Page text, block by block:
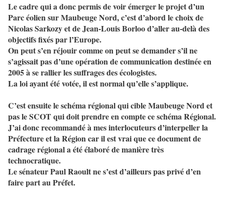
Le cadre qui a donc permis de voir émerger le projet d’un
Parc éolien sur Maubeuge Nord, c’est d’abord le choix de
Nicolas Sarkozy et de Jean-Louis Borloo d’aller au-delà des
objectifs fixés par l’Europe.
On peut s’en réjouir comme on peut se demander s’il ne
s’agissait pas d’une opération de communication destinée en
2005 à se rallier les suffrages des écologistes.
La loi ayant été votée, il est normal qu’elle s’applique.
C’est ensuite le schéma régional qui cible Maubeuge Nord et
pas le SCOT qui doit prendre en compte ce schéma Régional.
J’ai donc recommandé à mes interlocuteurs d’interpeller la
Préfecture et la Région car il est vrai que ce document de
cadrage régional a été élaboré de manière très
technocratique.
Le sénateur Paul Raoult ne s’est d’ailleurs pas privé d’en
faire part au Préfet.